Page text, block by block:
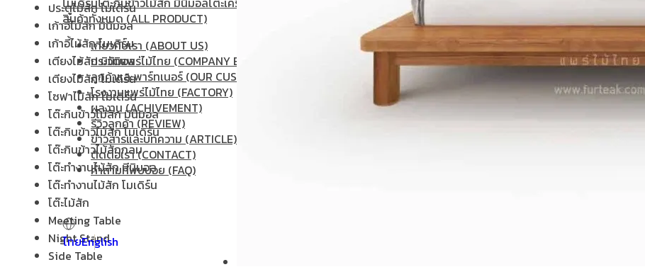
สินค้าทั้งหมด (ALL PRODUCT)
เกี่ยวกับเรา (ABOUT US)
ประวัติแพร่ไม้ไทย (COMPANY BACKGROUND)
ลูกค้าและพาร์ทเนอร์ (OUR CUSTOMERS)
โรงงานแพร่ไม้ไทย (FACTORY)
ผลงาน (ACHIVEMENT)
รีวิวลูกค้า (REVIEW)
ข่าวสารและบทความ (ARTICLE)
ติดต่อเรา (CONTACT)
คำถามที่พบบ่อย (FAQ)
English
ไทย
ประตูไม้สัก โมเดิร์น
เก้าอี้ไม้สัก มินิมอล
เก้าอี้ไม้สัก โมเดิร์น
เตียงไม้สัก มินิมอล
เตียงไม้สัก โมเดิร์น
โซฟาไม้สัก โมเดิร์น
โต๊ะกินข้าวไม้สัก มินิมอล
โต๊ะกินข้าวไม้สัก โมเดิร์น
โต๊ะกินข้าวไม้สักกลม
โต๊ะทำงานไม้สัก มินิมอล
โต๊ะทำงานไม้สัก โมเดิร์น
โต๊ะไม้สัก
Meeting Table
Night Stand
Side Table